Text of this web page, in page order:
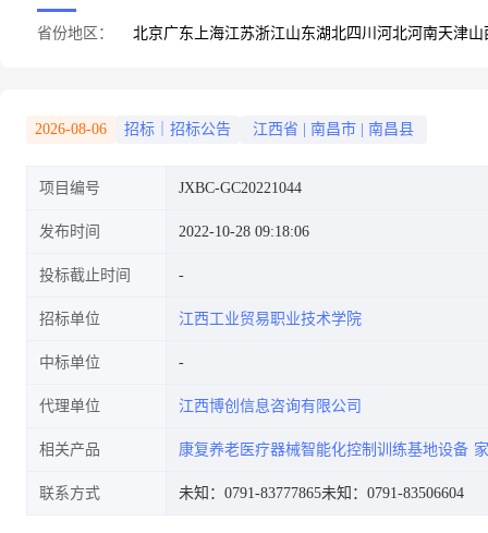
地设备采购项目竞争性谈判采购
省份地区： 北京广东 上海江苏浙江山东湖北四川 河北河南天津山
2026-08-06 招标｜招标公告 江西省 南昌市 南昌县
项目编号 JXBC-GC20221044
发布时间 2022-10-28 09:18:06
投标截止时间
招标单位 江西工业贸易职业技术学院
中标单位
代理单位 江西博创信息咨询有限公司
相关产品 康复养老医疗器械智能化控制训练基地设备
联系方式 未知：0791-83777865未知：0791-83506604